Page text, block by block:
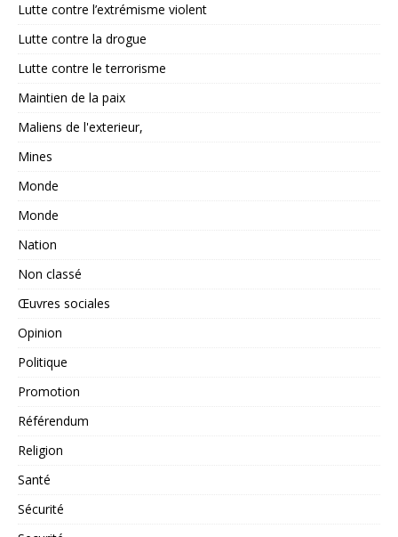
Lutte contre l’extrémisme violent
Lutte contre la drogue
Lutte contre le terrorisme
Maintien de la paix
Maliens de l'exterieur,
Mines
Monde
Monde
Nation
Non classé
Œuvres sociales
Opinion
Politique
Promotion
Référendum
Religion
Santé
Sécurité